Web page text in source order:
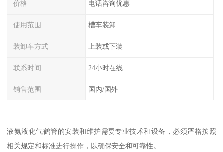
价格 电话咨询优惠
使用范围 槽车装卸
装卸车方式 上装或下装
联系时间 24小时在线
销售范围 国内/国外
液氨液化气鹤管的安装和维护需要专业技术和设备，必须严格按照
相关规定和标准进行操作，以确保安全和可靠性。